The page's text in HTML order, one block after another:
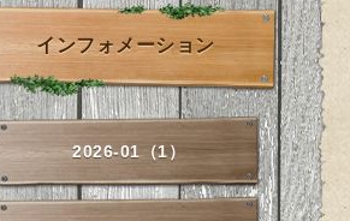
インフォメーション
2026-01（1）